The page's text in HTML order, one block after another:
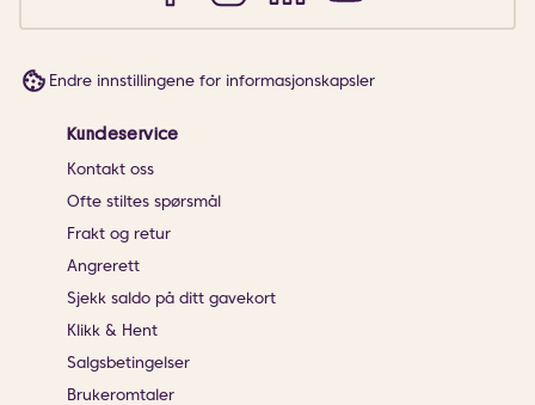
Endre innstillingene for informasjonskapsler
Kundeservice
Kontakt oss
Ofte stiltes spørsmål
Frakt og retur
Angrerett
Sjekk saldo på ditt gavekort
Klikk & Hent
Salgsbetingelser
Brukeromtaler